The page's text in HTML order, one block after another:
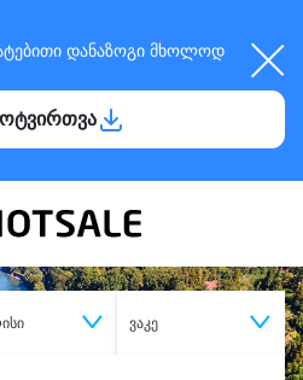
დანაზოგი მხოლოდ
ვაკე